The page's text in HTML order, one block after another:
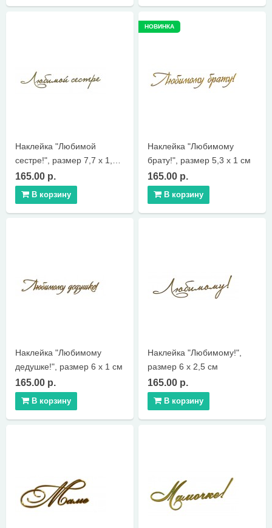
Наклейка "Любимой
сестре!", размер 7,7 х 1,7
см
165.00 р.
В корзину
НОВИНКА
Наклейка "Любимому
брату!", размер 5,3 х 1 см
165.00 р.
В корзину
Наклейка "Любимому
дедушке!", размер 6 х 1 см
165.00 р.
В корзину
Наклейка "Любимому!",
размер 6 х 2,5 см
165.00 р.
В корзину